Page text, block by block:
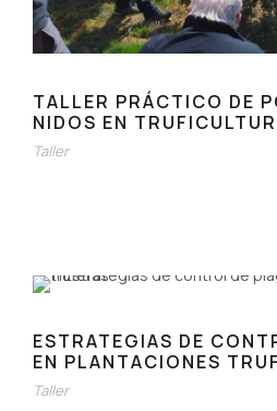
TALLER PRÁCTICO DE
NIDOS EN
Taller
ESTRATEGIAS DE
EN PLANTACIONES
Taller